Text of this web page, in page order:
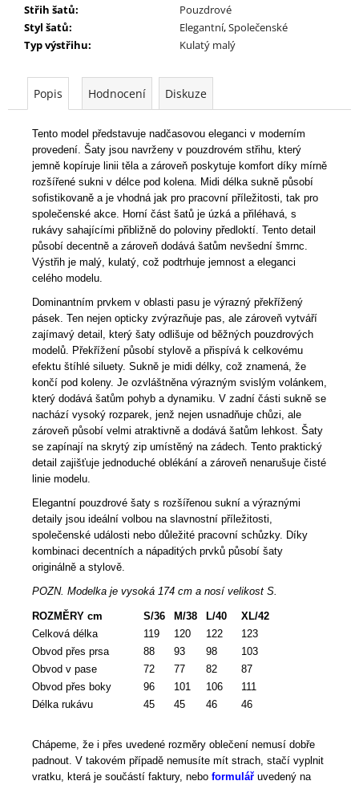
Střih šatů:
Pouzdrové
Styl šatů: Elegantní,Společenské
Typ výstřihu: Kulatý malý
Popis Hodnocení Diskuze
Tento model představuje nadčasovou eleganci v moderním
provedení. Šaty jsou navrženy v pouzdrovém střihu, který
jemně kopíruje linii těla a zároveň poskytuje komfort díky mírně
rozšířené sukni v délce pod kolena. Midi délka sukně působí
sofistikovaně a je vhodná jak pro pracovní příležitosti, tak pro
společenské akce. Horní část šatů je úzká a přiléhavá, s
rukávy sahajícími přibližně do poloviny předloktí. Tento detail
působí decentně a zároveň dodává šatům nevšední šmrnc.
Výstřih je malý, kulatý, což podtrhuje jemnost a eleganci
celého modelu.
Dominantním prvkem v oblasti pasu je výrazný překřížený
pásek. Ten nejen opticky zvýrazňuje pas, ale zároveň vytváří
zajímavý detail, který šaty odlišuje od běžných pouzdrových
modelů. Překřížení působí stylově a přispívá k celkovému
efektu štíhlé siluety. Sukně je midi délky, což znamená, že
končí pod koleny. Je ozvláštněna výrazným svislým volánkem,
který dodává šatům pohyb a dynamiku. V zadní části sukně se
nachází vysoký rozparek, jenž nejen usnadňuje chůzi, ale
zároveň působí velmi atraktivně a dodává šatům lehkost. Šaty
se zapínají na skrytý zip umístěný na zádech. Tento praktický
detail zajišťuje jednoduché oblékání a zároveň nenarušuje čisté
linie modelu.
Elegantní pouzdrové šaty s rozšířenou sukní a výraznými
detaily jsou ideální volbou na slavnostní příležitosti,
společenské události nebo důležité pracovní schůzky. Díky
kombinaci decentních a nápaditých prvků působí šaty
originálně a stylově.
POZN. Modelka je vysoká 174 cm a nosí velikost S.
ROZMĚRY cm S/36 M/38 L/40
XL/42
Celková délka
119 120 122
123
Obvod přes prsa
88 93 98
103
Obvod v pase
72 77 82
87
Obvod přes boky
96 101 106
111
Délka rukávu
45 45 46 46
Chápeme, že i přes uvedené rozměry oblečení nemusí dobře
padnout. V takovém případě nemusíte mít strach, stačí vyplnit
vratku, která je součástí faktury, nebo formulář uvedený na